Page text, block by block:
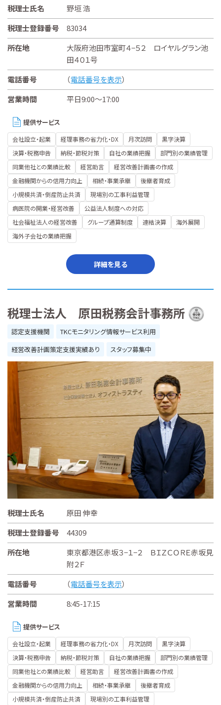
税理士氏名
野垣 浩
税理士登録番号
83034
所在地
大阪府池田市室町４−５２ ロイヤルグラン池
田４０１号
電話番号
（電話番号を表示）
営業時間
平日9:00～17:00
提供サービス
会社設立・起業 経理事務の省力化・DX 月次訪問
黒字決算
決算・税務申告
納税・節税対策 自社の業績把握
部門別の業績管理
同業他社との業績比較
経営助言
経営改善計画書の作成
金融機関からの信用力向上
相続・事業承継
後継者育成
小規模共済・倒産防止共済
現場別の工事利益管理
病医院の開業・経営改善
公益法人制度への対応
社会福祉法人の経営改善
グループ通算制度 連結決算
海外展開
海外子会社の業績把握
詳細を見る
税理士法人 原田税務会計事務所
認定支援機関
TKCモニタリング情報サービス利用
経営改善計画策定支援実績あり
スタッフ募集中
税理士氏名
原田 伸幸
税理士登録番号
44309
所在地
東京都港区赤坂３−１−２ ＢＩＺＣＯＲＥ赤坂見
附２Ｆ
電話番号
（電話番号を表示）
営業時間
8:45-17:15
提供サービス
会社設立・起業 経理事務の省力化・DX 月次訪問
黒字決算
決算・税務申告
納税・節税対策 自社の業績把握
部門別の業績管理
同業他社との業績比較
経営助言
経営改善計画書の作成
金融機関からの信用力向上
相続・事業承継
後継者育成
小規模共済・倒産防止共済
現場別の工事利益管理